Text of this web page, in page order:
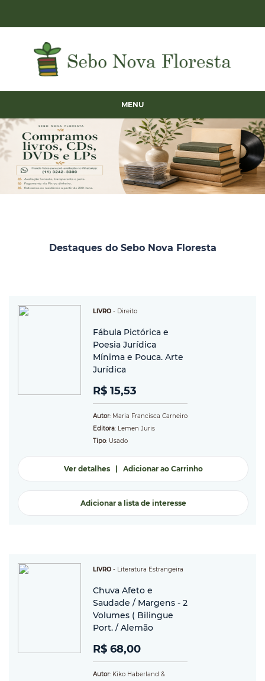
MENU
Destaques do Sebo Nova Floresta
LIVRO - Direito
Fábula Pictórica e
Poesia Jurídica
Mínima e Pouca. Arte
Jurídica
R$ 15,53
Autor: Maria Francisca Carneiro
Editora: Lemen Juris
Tipo: Usado
Ver detalhes| Adicionar ao Carrinho
Adicionar a lista de interesse
LIVRO - Literatura Estrangeira
Chuva Afeto e
Saudade / Margens - 2
Volumes ( Bilingue
Port. / Alemão
R$ 68,00
Autor: Kiko Haberland &